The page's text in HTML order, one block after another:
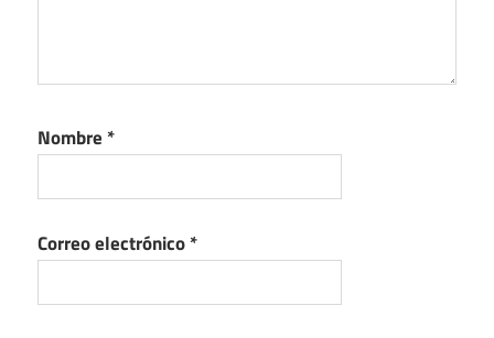
Nombre *
Correo electrónico*